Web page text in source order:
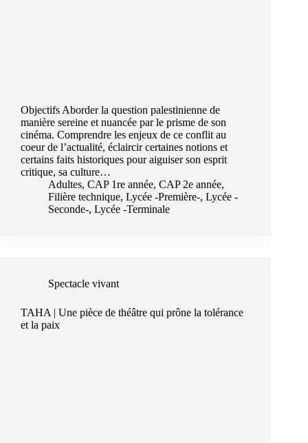
Objectifs Aborder la question palestinienne de
manière sereine et nuancée par le prisme de son
cinéma. Comprendre les enjeux de ce conflit au
coeur de l’actualité, éclaircir certaines notions et
certains faits historiques pour aiguiser son esprit
critique, sa culture…
Adultes, CAP 1re année, CAP 2e année,
Filière technique, Lycée -Première-, Lycée -
Seconde-, Lycée -Terminale
Spectacle vivant
TAHA | Une pièce de théâtre qui prône la tolérance
et la paix